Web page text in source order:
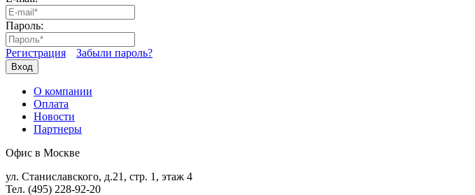
Пароль:
Регистрация Забыли пароль?
Вход
О компании
Оплата
Новости
Партнеры
Офис в Москве
ул. Станиславского, д.21, стр. 1, этаж 4
Тел. (495) 228-92-20